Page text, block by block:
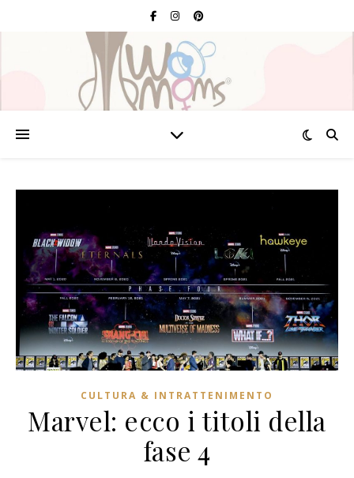
CULTURA & INTRATTENIMENTO
Marvel: ecco i titoli della
fase 4